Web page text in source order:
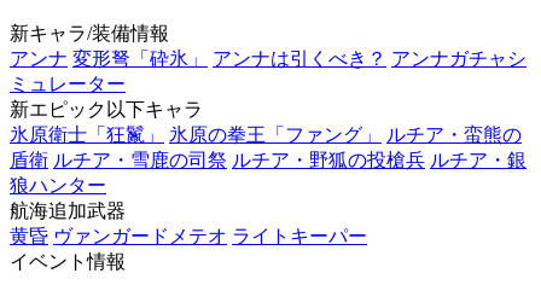
新キャラ/装備情報
アンナ 変形弩「砕氷」 アンナは引くべき？ アンナガチャシ
ミュレーター
新エピック以下キャラ
氷原衛士「狂鬣」
氷原の拳王「ファング」
ルチア・蛮熊の
盾衛 ルチア・雪鹿の司祭 ルチア・野狐の投槍兵 ルチア・銀
狼ハンター
航海追加武器
黄昏 ヴァンガードメテオ ライトキーパー
イベント情報